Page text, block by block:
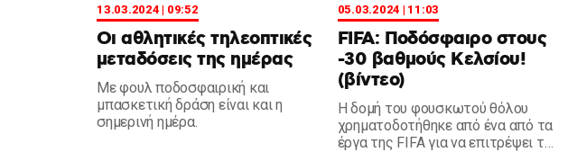
13.03.2024 | 09:52
Οι αθλητικές τηλεοπτικές
μεταδόσεις της ημέρας
Με φουλ ποδοσφαιρική και
μπασκετική δράση είναι και η
σημερινή ημέρα.
05.03.2024 | 11:03
FIFA: Ποδόσφαιρο στους
-30 βαθμούς Κελσίου!
(βίντεο)
Η δομή του φουσκωτού θόλου
χρηματοδοτήθηκε από ένα από τα
έργα της FIFA για να επιτρέψει το